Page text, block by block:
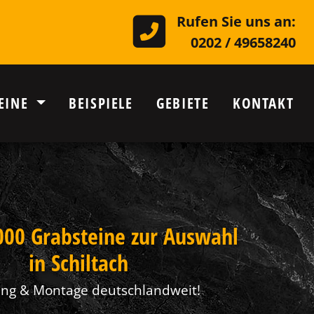
Rufen Sie uns an:
0202 / 49658240
BEISPIELE GEBIETE KONTAKT